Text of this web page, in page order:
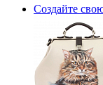
Создайте